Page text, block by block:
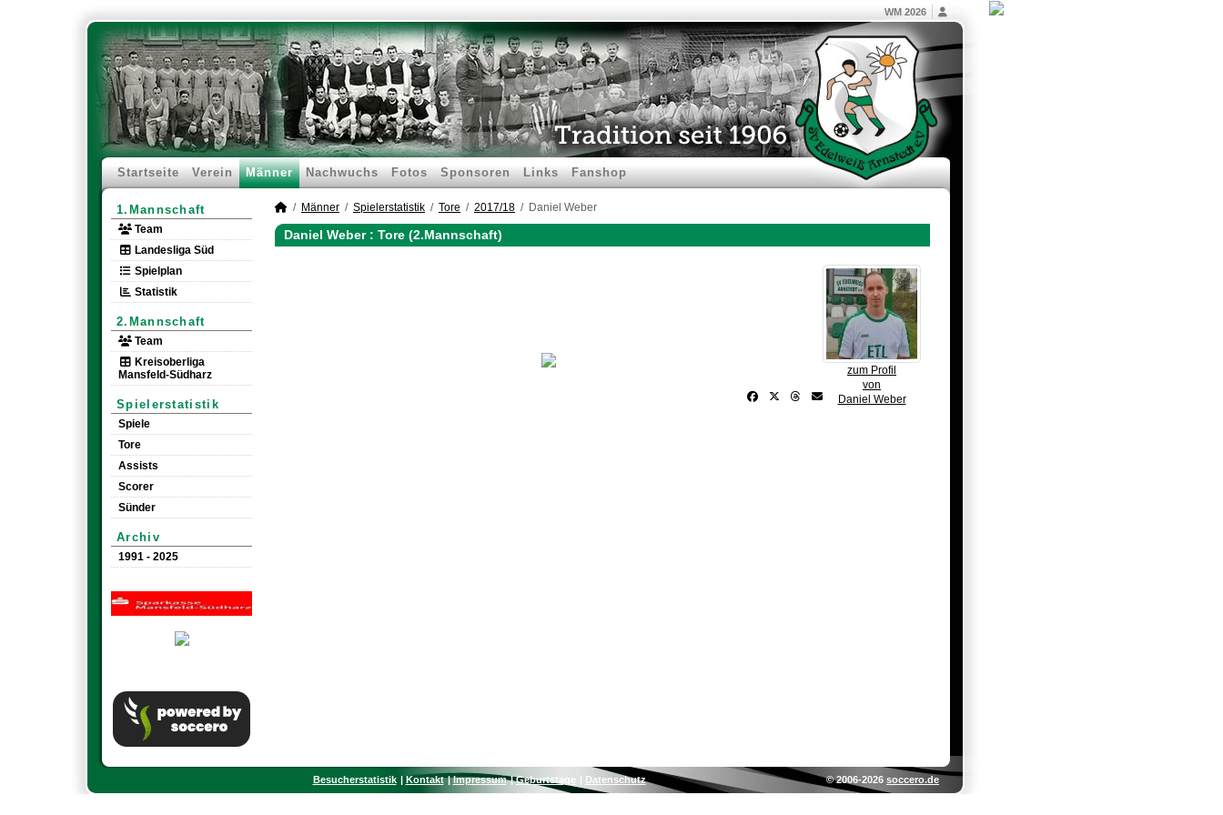
WM 2026
Startseite Verein Männer Nachwuchs Fotos Sponsoren Links Fanshop
1.Mannschaft
Team
Landesliga Süd
Spielplan
Statistik
2.Mannschaft
Team
Kreisoberliga
Mansfeld-Südharz
Spielerstatistik
Spiele
Tore
Assists
Scorer
Sünder
Archiv
1991 - 2025
Männer Spielerstatistik Tore 2017/18 Daniel Weber
Daniel Weber : Tore (2.Mannschaft)
zum Profil
von
Daniel Weber
Besucherstatistik Kontakt Impressum Geburtstage Datenschutz © 2006-2026 soccero.de